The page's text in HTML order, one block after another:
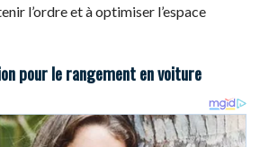
l’ordre et à optimiser l’espace
pour le rangement en voiture